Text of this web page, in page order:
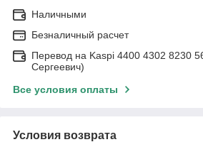
Наличными
Безналичный расчет
Перевод на Kaspi 4400 4302 8230
Сергеевич)
Все условия оплаты
Условия возврата